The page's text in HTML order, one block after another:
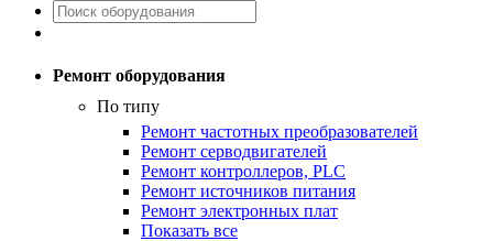
Ремонт оборудования
По типу
Ремонт частотных преобразователей
Ремонт серводвигателей
Ремонт контроллеров, PLC
Ремонт источников питания
Ремонт электронных плат
Показать все